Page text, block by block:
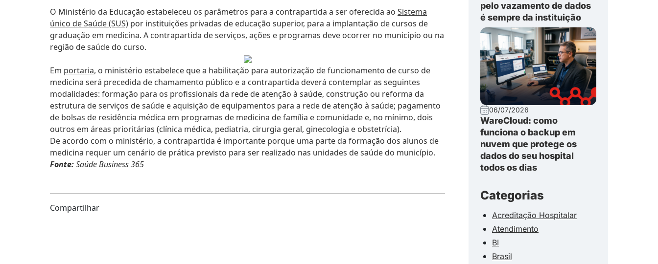
O Ministério da Educação estabeleceu os parâmetros para a contrapartida a ser oferecida ao Sistema
único de Saúde (SUS) por instituições privadas de educação superior, para a implantação de cursos de
graduação em medicina. A contrapartida de serviços, ações e programas deve ocorrer no município ou na
região de saúde do curso.
Em portaria, o ministério estabelece que a habilitação para autorização de funcionamento de curso de
medicina será precedida de chamamento público e a contrapartida deverá contemplar as seguintes
modalidades: formação para os profissionais da rede de atenção à saúde, construção ou reforma da
estrutura de serviços de saúde e aquisição de equipamentos para a rede de atenção à saúde; pagamento
de bolsas de residência médica em programas de medicina de família e comunidade e, no mínimo, dois
outros em áreas prioritárias (clínica médica, pediatria, cirurgia geral, ginecologia e obstetrícia).
De acordo com o ministério, a contrapartida é importante porque uma parte da formação dos alunos de
medicina requer um cenário de prática previsto para ser realizado nas unidades de saúde do município.
Fonte:Saúde Business 365
Compartilhar
pelo vazamento de dados
é sempre da instituição
06/07/2026
WareCloud: como
funciona o backup em
nuvem que protege os
dados do seu hospital
todos os dias
Categorias
Acreditação Hospitalar
Atendimento
BI
Brasil